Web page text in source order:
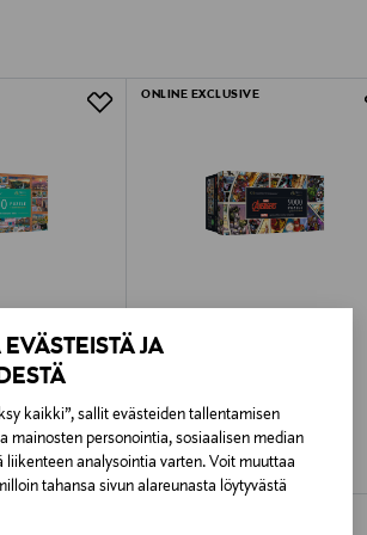
EVÄSTEISTÄ JA
kaikki”, sallit evästeiden tallentamisen
mainosten personointia, sosiaalisen median
liikenteen analysointia varten. Voit muuttaa
tahansa sivun alareunasta löytyvästä
alle 3-vuotiaille lapsille. Sisältää
palan palapeli, kaupungit palapeli,
Matka, 13 500
ONLINE EXCLUSIVE
TREFL MARVEL Prime Palapeli
Avengers-kokoelma, 9 000 palaa
Original Price
89,99 €